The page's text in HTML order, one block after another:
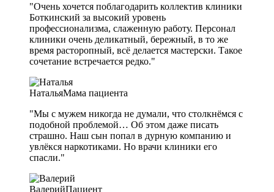
"Очень хочется поблагодарить коллектив клиники
Боткинский за высокий уровень
профессионализма, слаженную работу. Персонал
клиники очень деликатный, бережный, в то же
время расторопный, всё делается мастерски. Такое
сочетание встречается редко."
НатальяМама пациента
"Мы с мужем никогда не думали, что столкнёмся с
подобной проблемой… Об этом даже писать
страшно. Наш сын попал в дурную компанию и
увлёкся наркотиками. Но врачи клиники его
спасли."
ВалерийПациент